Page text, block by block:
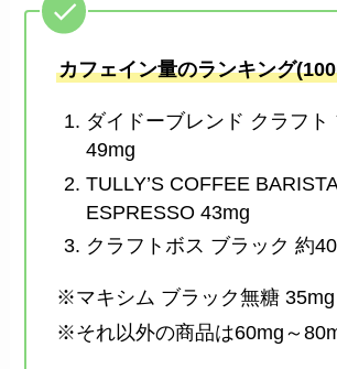
カフェイン量のランキング
ダイドーブレンド クラフト
49mg
TULLY’S COFFEE
ESPRESSO 43mg
クラフトボス ブラック 約
※マキシム ブラック無糖
※それ以外の商品は60mg～